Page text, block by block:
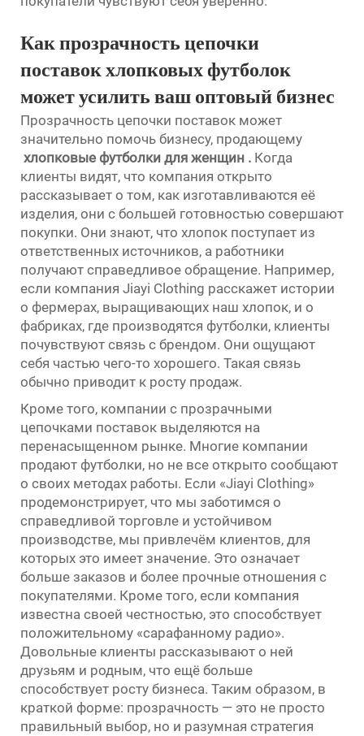
Как прозрачность цепочки
поставок хлопковых футболок
может усилить ваш оптовый бизнес
Прозрачность цепочки поставок может
значительно помочь бизнесу, продающему
хлопковые футболки для женщин . Когда
клиенты видят, что компания открыто
рассказывает о том, как изготавливаются её
изделия, они с большей готовностью совершают
покупки. Они знают, что хлопок поступает из
ответственных источников, а работники
получают справедливое обращение. Например,
если компания Jiayi Clothing расскажет истории
о фермерах, выращивающих наш хлопок, и о
фабриках, где производятся футболки, клиенты
почувствуют связь с брендом. Они ощущают
себя частью чего-то хорошего. Такая связь
обычно приводит к росту продаж.
Кроме того, компании с прозрачными
цепочками поставок выделяются на
перенасыщенном рынке. Многие компании
продают футболки, но не все открыто сообщают
о своих методах работы. Если «Jiayi Clothing»
продемонстрирует, что мы заботимся о
справедливой торговле и устойчивом
производстве, мы привлечём клиентов, для
которых это имеет значение. Это означает
больше заказов и более прочные отношения с
покупателями. Кроме того, если компания
известна своей честностью, это способствует
положительному «сарафанному радио».
Довольные клиенты рассказывают о ней
друзьям и родным, что ещё больше
способствует росту бизнеса. Таким образом, в
краткой форме: прозрачность — это не просто
правильный выбор, но и разумная стратегия